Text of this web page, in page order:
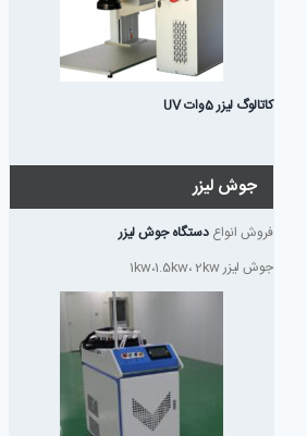
کاتالوگ لیزر 5وات UV
جوش لیزر
فروش انواع دستگاه جوش لیزر
جوش لیزر 1kw،1.5kw، 2kw